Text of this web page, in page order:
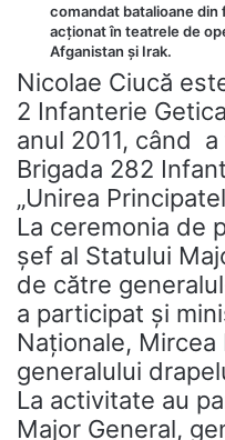
comandat batalioane din
acţionat în teatrele de
Afganistan şi Irak.
Nicolae Ciucă
2 Infanterie
anul 2011, când
Brigada 282
„Unirea
La ceremonia de
şef al Statului
de către
a participat și
Naţionale, Mircea
generalului
La activitate au
Major General,